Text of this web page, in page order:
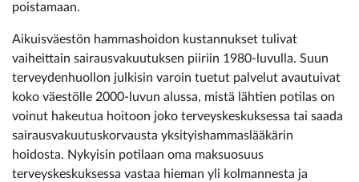
poistamaan.
Aikuisväestön hammashoidon kustannukset tulivat
vaiheittain sairausvakuutuksen piiriin 1980-luvulla. Suun
terveydenhuollon julkisin varoin tuetut palvelut avautuivat
koko väestölle 2000-luvun alussa, mistä lähtien potilas on
voinut hakeutua hoitoon joko terveyskeskuksessa tai saada
sairausvakuutuskorvausta yksityishammaslääkärin
hoidosta. Nykyisin potilaan oma maksuosuus
terveyskeskuksessa vastaa hieman yli kolmannesta ja